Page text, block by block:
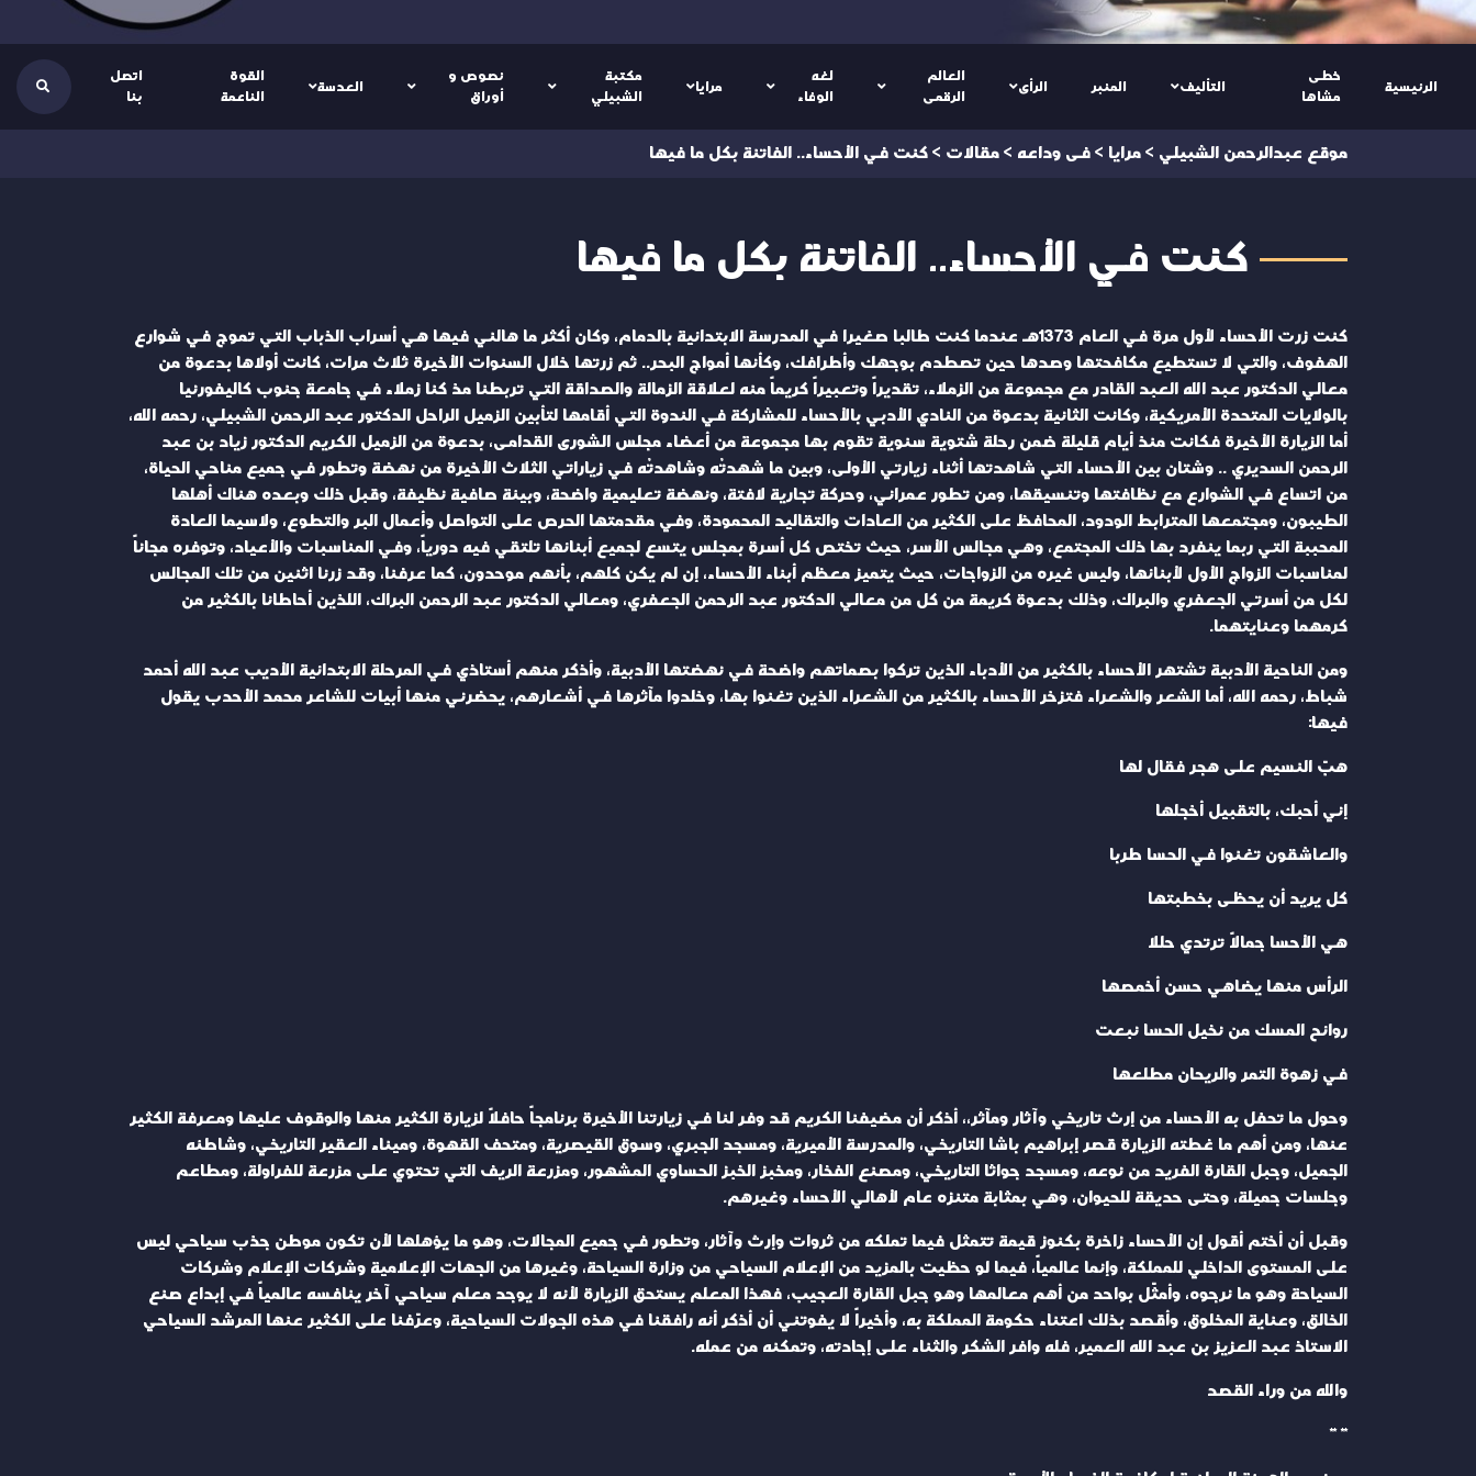
الرئيسية
خطى
مشاها
التأليف المنبر الرأى
العالم
الرقمى
لغه
الوفاء
مرايا
مكتبة
الشبيلي
نصوص و
أوراق
العدسة
القوة
الناعمة
اتصل
بنا
موقع عبدالرحمن الشبيلي > مرايا > فى وداعه > مقالات > كنت في الأحساء.. الفاتنة بكل ما فيها
كنت في الأحساء.. الفاتنة بكل ما فيها
كنت زرت الأحساء لأول مرة في العام 1373هـ عندما كنت طالبا صغيرا في المدرسة الابتدائية بالدمام، وكان أكثر ما هالني فيها هي أسراب الذباب التي تموج في شوارع
الهفوف، والتي لا تستطيع مكافحتها وصدها حين تصطدم بوجهك وأطرافك، وكأنها أمواج البحر.. ثم زرتها خلال السنوات الأخيرة ثلاث مرات، كانت أولاها بدعوة من
معالي الدكتور عبد الله العبد القادر مع مجموعة من الزملاء، تقديراً وتعبيراً كريماً منه لعلاقة الزمالة والصداقة التي تربطنا مذ كنا زملاء في جامعة جنوب كاليفورنيا
بالولايات المتحدة الأمريكية، وكانت الثانية بدعوة من النادي الأدبي بالأحساء للمشاركة في الندوة التي أقامها لتأبين الزميل الراحل الدكتور عبد الرحمن الشبيلي، رحمه الله،
أما الزيارة الأخيرة فكانت منذ أيام قليلة ضمن رحلة شتوية سنوية تقوم بها مجموعة من أعضاء مجلس الشورى القدامى، بدعوة من الزميل الكريم الدكتور زياد بن عبد
الرحمن السديري .. وشتان بين الأحساء التي شاهدتها أثناء زيارتي الأولى، وبين ما شهدتُه وشاهدتُه في زياراتي الثلاث الأخيرة من نهضة وتطور في جميع مناحي الحياة،
من اتساع في الشوارع مع نظافتها وتنسيقها، ومن تطور عمراني، وحركة تجارية لافتة، ونهضة تعليمية واضحة، وبيئة صافية نظيفة، وقبل ذلك وبعده هناك أهلها
الطيبون، ومجتمعها المترابط الودود، المحافظ على الكثير من العادات والتقاليد المحمودة، وفي مقدمتها الحرص على التواصل وأعمال البر والتطوع، ولاسيما العادة
المحببة التي ربما ينفرد بها ذلك المجتمع، وهي مجالس الأسر، حيث تختص كل أسرة بمجلس يتسع لجميع أبنائها تلتقي فيه دورياً، وفي المناسبات والأعياد، وتوفره مجاناً
لمناسبات الزواج الأول لأبنائها، وليس غيره من الزواجات، حيث يتميز معظم أبناء الأحساء، إن لم يكن كلهم، بأنهم موحدون، كما عرفنا، وقد زرنا اثنين من تلك المجالس
لكل من أسرتي الجعفري والبراك، وذلك بدعوة كريمة من كل من معالي الدكتور عبد الرحمن الجعفري، ومعالي الدكتور عبد الرحمن البراك، اللذين أحاطانا بالكثير من
كرمهما وعنايتهما.
ومن الناحية الأدبية تشتهر الأحساء بالكثير من الأدباء الذين تركوا بصماتهم واضحة في نهضتها الأدبية، وأذكر منهم أستاذي في المرحلة الابتدائية الأديب عبد الله أحمد
شباط، رحمه الله، أما الشعر والشعراء فتزخر الأحساء بالكثير من الشعراء الذين تغنوا بها، وخلدوا مآثرها في أشعارهم، يحضرني منها أبيات للشاعر محمد الأحدب يقول
فيها:
هبّ النسيم على هجر فقال لها
إني أحبك، بالتقبيل أخجلها
والعاشقون تغنوا في الحسا طربا
كل يريد أن يحظى بخطبتها
هي الأحسا جمالاً ترتدي حللا
الرأس منها يضاهي حسن أخمصها
روائح المسك من نخيل الحسا نبعت
في زهوة التمر والريحان مطلعها
وحول ما تحفل به الأحساء من إرث تاريخي وآثار ومآثر،، أذكر أن مضيفنا الكريم قد وفر لنا في زيارتنا الأخيرة برنامجاً حافلاً لزيارة الكثير منها والوقوف عليها ومعرفة الكثير
عنها، ومن أهم ما غطته الزيارة قصر إبراهيم باشا التاريخي، والمدرسة الأميرية، ومسجد الجبري، وسوق القيصرية، ومتحف القهوة، وميناء العقير التاريخي، وشاطئه
الجميل، وجبل القارة الفريد من نوعه، ومسجد جواثا التاريخي، ومصنع الفخار، ومخبز الخبز الحساوي المشهور، ومزرعة الريف التي تحتوي على مزرعة للفراولة، ومطاعم
وجلسات جميلة، وحتى حديقة للحيوان، وهي بمثابة متنزه عام لأهالي الأحساء وغيرهم.
وقبل أن أختم أقول إن الأحساء زاخرة بكنوز قيمة تتمثل فيما تملكه من ثروات وإرث وآثار، وتطور في جميع المجالات، وهو ما يؤهلها لأن تكون موطن جذب سياحي ليس
على المستوى الداخلي للمملكة، وإنما عالمياً، فيما لو حظيت بالمزيد من الإعلام السياحي من وزارة السياحة، وغيرها من الجهات الإعلامية وشركات الإعلام وشركات
السياحة وهو ما نرجوه، وأمثّل بواحد من أهم معالمها وهو جبل القارة العجيب، فهذا المعلم يستحق الزيارة لأنه لا يوجد معلم سياحي آخر ينافسه عالمياً في إبداع صنع
الخالق، وعناية المخلوق، وأقصد بذلك اعتناء حكومة المملكة به، وأخيراً لا يفوتني أن أذكر أنه رافقنا في هذه الجولات السياحية، وعرّفنا على الكثير عنها المرشد السياحي
الاستاذ عبد العزيز بن عبد الله العمير، فله وافر الشكر والثناء على إجادته، وتمكنه من عمله.
والله من وراء القصد
** **